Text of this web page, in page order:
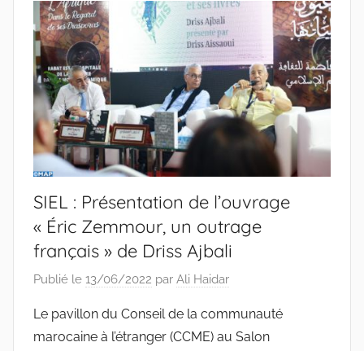
SIEL : Présentation de l’ouvrage
« Éric Zemmour, un outrage
français » de Driss Ajbali
Publié le 13/06/2022 par Ali Haidar
Le pavillon du Conseil de la communauté
marocaine à l’étranger (CCME) au Salon